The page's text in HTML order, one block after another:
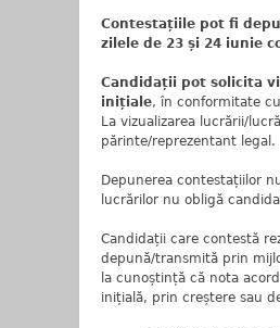
Contestațiile pot fi
zilele de 23 și 24 iunie
Candidații pot solicita
inițiale, în conformitate
La vizualizarea lucrării/
părinte/reprezentant legal.
Depunerea contestațiilor
lucrărilor nu obligă
Candidații care contestă
depună/transmită prin
la cunoștință că nota
inițială, prin creștere sau